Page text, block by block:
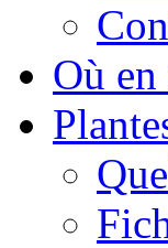
Où